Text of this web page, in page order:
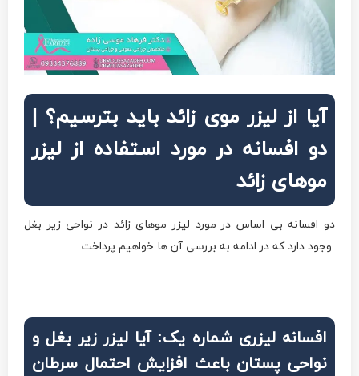
آیا از لیزر موی زائد باید بترسیم؟ |
دو افسانه در مورد استفاده از لیزر
موهای زائد
دو افسانه بی اساس در مورد لیزر موهای زائد در نواحی زیر بغل
وجود دارد که در ادامه به بررسی آن ها خواهیم پرداخت.
افسانه لیزری شماره یک: آیا لیزر زیر بغل و
نواحی پستان باعث افزایش احتمال سرطان